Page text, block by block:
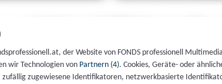
der Website von FONDS professionell
wir Technologien von Partnern (4). Cookies, Geräte- oder
zugewiesene Identifikatoren, netzwerkbasierte